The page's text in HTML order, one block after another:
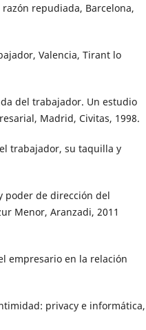
repudiada, Barcelona,
Valencia, Tirant lo
del trabajador. Un estudio
Madrid, Civitas, 1998.
el trabajador, su taquilla y
poder de dirección del
Menor, Aranzadi, 2011
empresario en la relación
privacy e informática,